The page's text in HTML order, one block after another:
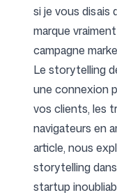
Tarifs
Centre
si je vous disais
marque
campagne
Le storytelling
une connexion
vos clients, les
navigateurs en
article, nous
storytelling
startup